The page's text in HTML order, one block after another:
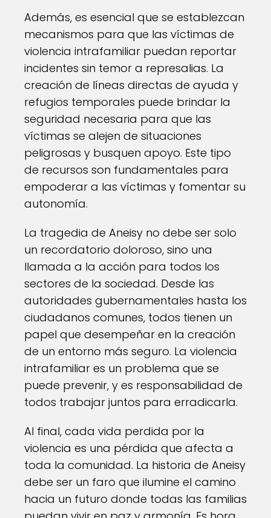
Además, es esencial que se establezcan
mecanismos para que las víctimas de
violencia intrafamiliar puedan reportar
incidentes sin temor a represalias. La
creación de líneas directas de ayuda y
refugios temporales puede brindar la
seguridad necesaria para que las
víctimas se alejen de situaciones
peligrosas y busquen apoyo. Este tipo
de recursos son fundamentales para
empoderar a las víctimas y fomentar su
autonomía.
La tragedia de Aneisy no debe ser solo
un recordatorio doloroso, sino una
llamada a la acción para todos los
sectores de la sociedad. Desde las
autoridades gubernamentales hasta los
ciudadanos comunes, todos tienen un
papel que desempeñar en la creación
de un entorno más seguro. La violencia
intrafamiliar es un problema que se
puede prevenir, y es responsabilidad de
todos trabajar juntos para erradicarla.
Al final, cada vida perdida por la
violencia es una pérdida que afecta a
toda la comunidad. La historia de Aneisy
debe ser un faro que ilumine el camino
hacia un futuro donde todas las familias